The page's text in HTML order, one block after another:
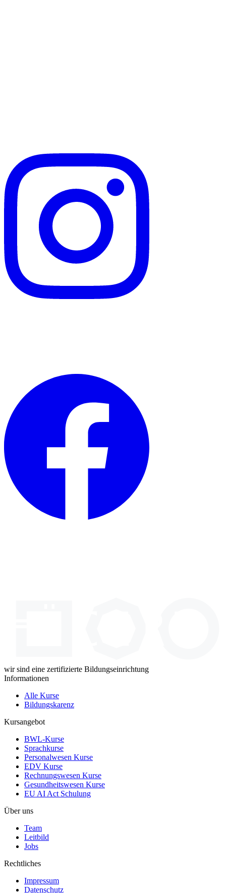
wir sind eine zertifizierte Bildungseinrichtung
Informationen
Alle Kurse
Bildungskarenz
Kursangebot
BWL-Kurse
Sprachkurse
Personalwesen Kurse
EDV Kurse
Rechnungswesen Kurse
Gesundheitswesen Kurse
EU AI Act Schulung
Über uns
Team
Leitbild
Jobs
Rechtliches
Impressum
Datenschutz